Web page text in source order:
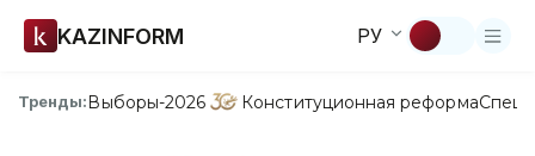
KAZINFORM РУ
Тренды:Выборы-2026 Конституционная реформа